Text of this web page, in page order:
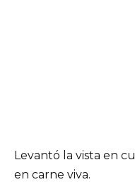
Levantó la vista en
en carne viva.